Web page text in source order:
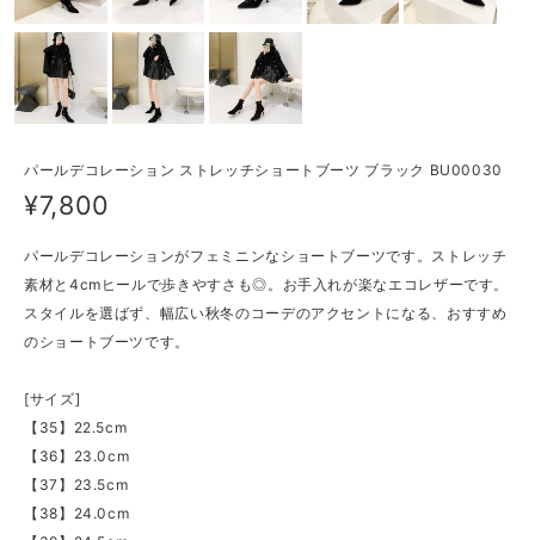
パールデコレーション ストレッチショートブーツ ブラック BU00030
¥7,800
パールデコレーションがフェミニンなショートブーツです。ストレッチ
素材と4cmヒールで歩きやすさも◎。お手入れが楽なエコレザーです。
スタイルを選ばず、幅広い秋冬のコーデのアクセントになる、おすすめ
のショートブーツです。
[サイズ]
【35】22.5cm
【36】23.0cm
【37】23.5cm
【38】24.0cm